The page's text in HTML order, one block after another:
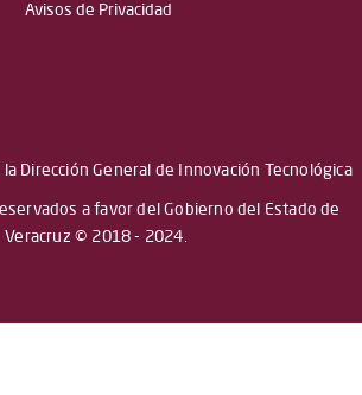
Avisos de Privacidad
Dirección General de Innovación Tecnológica
a favor del Gobierno del Estado de
Veracruz © 2018 - 2024.